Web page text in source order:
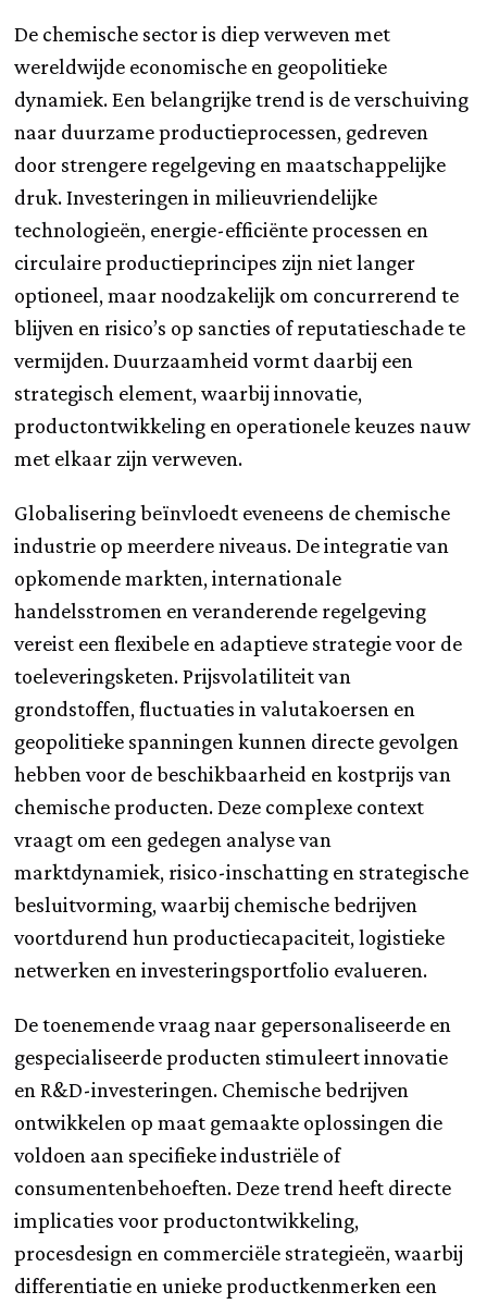
De chemische sector is diep verweven met
wereldwijde economische en geopolitieke
dynamiek. Een belangrijke trend is de verschuiving
naar duurzame productieprocessen, gedreven
door strengere regelgeving en maatschappelijke
druk. Investeringen in milieuvriendelijke
technologieën, energie-efficiënte processen en
circulaire productieprincipes zijn niet langer
optioneel, maar noodzakelijk om concurrerend te
blijven en risico’s op sancties of reputatieschade te
vermijden. Duurzaamheid vormt daarbij een
strategisch element, waarbij innovatie,
productontwikkeling en operationele keuzes nauw
met elkaar zijn verweven.
Globalisering beïnvloedt eveneens de chemische
industrie op meerdere niveaus. De integratie van
opkomende markten, internationale
handelsstromen en veranderende regelgeving
vereist een flexibele en adaptieve strategie voor de
toeleveringsketen. Prijsvolatiliteit van
grondstoffen, fluctuaties in valutakoersen en
geopolitieke spanningen kunnen directe gevolgen
hebben voor de beschikbaarheid en kostprijs van
chemische producten. Deze complexe context
vraagt om een gedegen analyse van
marktdynamiek, risico-inschatting en strategische
besluitvorming, waarbij chemische bedrijven
voortdurend hun productiecapaciteit, logistieke
netwerken en investeringsportfolio evalueren.
De toenemende vraag naar gepersonaliseerde en
gespecialiseerde producten stimuleert innovatie
en R&D-investeringen. Chemische bedrijven
ontwikkelen op maat gemaakte oplossingen die
voldoen aan specifieke industriële of
consumentenbehoeften. Deze trend heeft directe
implicaties voor productontwikkeling,
procesdesign en commerciële strategieën, waarbij
differentiatie en unieke productkenmerken een